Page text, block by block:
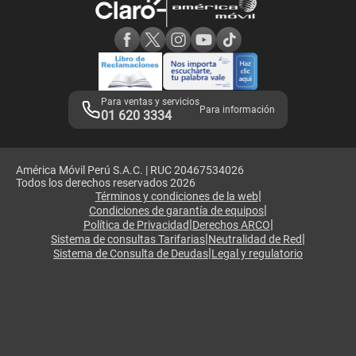
Adquirientes iPhone 6, 6S y SE
Mensaje de Seguridad
Términos y Condiciones de Tienda Claro
Libro de Reclamaciones
Legales de marketplace
Para ventas y servicios
01 620 3334 Para información
América Móvil Perú S.A.C. | RUC 20467534026
Todos los derechos reservados 2026
Términos y condiciones de la web|
Condiciones de garantía de equipos|
Política de Privacidad|Derechos ARCO|
Sistema de consultas Tarifarias|Neutralidad de Red|
Sistema de Consulta de Deudas|Legal y regulatorio